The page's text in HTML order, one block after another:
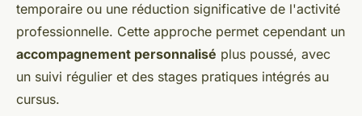
temporaire ou une réduction significative de l'activité
professionnelle. Cette approche permet cependant un
accompagnement personnalisé plus poussé, avec
un suivi régulier et des stages pratiques intégrés au
cursus.